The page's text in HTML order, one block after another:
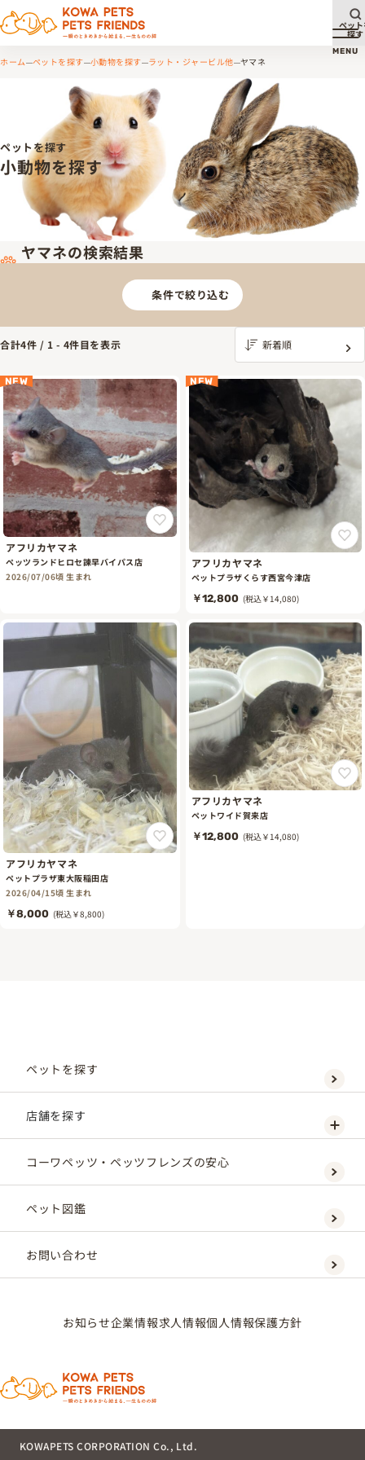
メ
MENU
ペッ
探す
ホーム ペットを探す 小動物を探す ラット・ジャービル他 ヤマネ
ペットを探す
小動物を探す
ヤマネの検索結果
条件で絞り込む
合計4件 / 1 - 4件目を表示
NEW
アフリカヤマネ
ペッツランドヒロセ諫早バイパス店
2026/07/06頃 生まれ
NEW
アフリカヤマネ
ペットプラザくらす西宮今津店
￥12,800 (税込￥14,080)
アフリカヤマネ
ペットプラザ東大阪稲田店
2026/04/15頃 生まれ
￥8,000 (税込￥8,800)
アフリカヤマネ
ペットワイド賀来店
￥12,800 (税込￥14,080)
ペットを探す
店舗を探す
コーワペッツ・ペッツフレンズの安心
ペット図鑑
お問い合わせ
お知らせ企業情報求人情報個人情報保護方針
KOWAPETS CORPORATION Co., Ltd.